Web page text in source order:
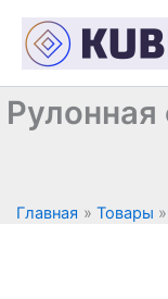
содержимому
Главная Товары